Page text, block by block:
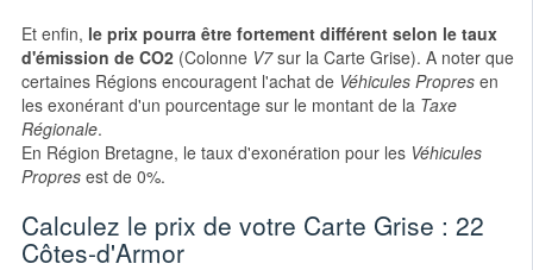
Et enfin, le prix pourra être fortement différent selon le taux
d'émission de CO2(Colonne V7sur la Carte Grise). A noter que
certaines Régions encouragent l'achat de Véhicules Propresen
les exonérant d'un pourcentage sur le montant de la Taxe
Régionale.
En Région Bretagne, le taux d'exonération pour les Véhicules
Propresest de 0%.
Calculez le prix de votre Carte Grise : 22
Côtes-d'Armor